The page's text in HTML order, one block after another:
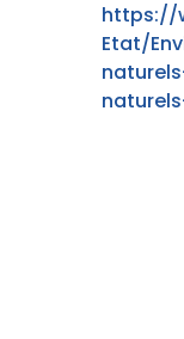
https://
Etat/